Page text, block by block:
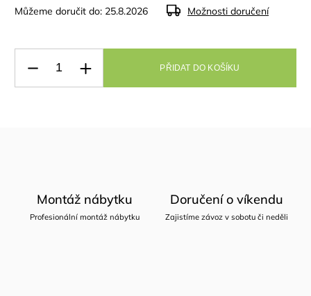
Můžeme doručit do: 25.8.2026 Možnosti doručení
PŘIDAT DO KOŠÍKU
Montáž nábytku
Profesionální montáž nábytku
Doručení o víkendu
Zajistíme závoz v sobotu či neděli